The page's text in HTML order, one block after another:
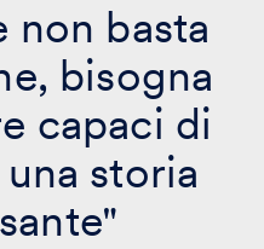
non basta
bisogna
capaci di
storia